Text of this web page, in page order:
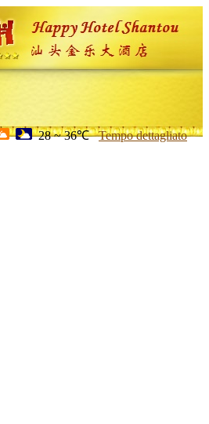
28 ~ 36℃ Tempo dettagliato